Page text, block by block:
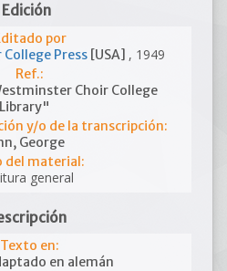
Edición
por
Press [USA] , 1949
Ref.:
Choir College
Library"
y/o de la transcripción:
George
del material:
general
Texto en:
en alemán